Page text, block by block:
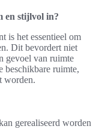
en stijlvol in?
is het essentieel om
Dit bevordert niet
gevoel van ruimte
beschikbare ruimte,
worden.
gerealiseerd worden